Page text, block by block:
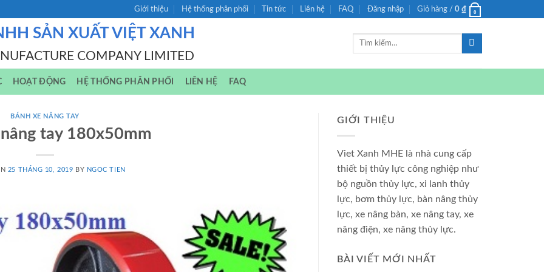
Giới thiệu Hệ thống phân phối Tin tức Liên hệ FAQ Đăng nhập Giỏ hàng / 0 ₫ 0
SẢN XUẤT VIỆT XANH
COMPANY LIMITED
Tìm
HOẠT ĐỘNG HỆ THỐNG PHÂN PHỐI LIÊN HỆ FAQ
BÁNH XE NÂNG TAY
nâng tay 180x50mm
25 THÁNG 10, 2019 BY NGOC TIEN
GIỚI THIỆU
Viet Xanh MHE là nhà cung cấp
thiết bị thủy lực công nghiệp như
bộ nguồn thủy lực, xi lanh thủy
lực, bơm thủy lực, bàn nâng thủy
lực, xe nâng bàn, xe nâng tay, xe
nâng điện, xe nâng thủy lực.
BÀI VIẾT MỚI NHẤT